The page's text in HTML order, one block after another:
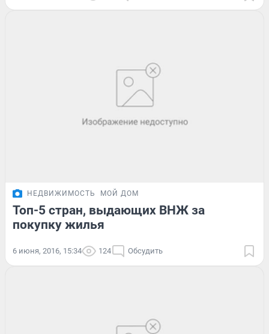
НЕДВИЖИМОСТЬ МОЙ ДОМ
Топ-5 стран, выдающих ВНЖ за
покупку жилья
6 июня, 2016, 15:34 124 Обсудить